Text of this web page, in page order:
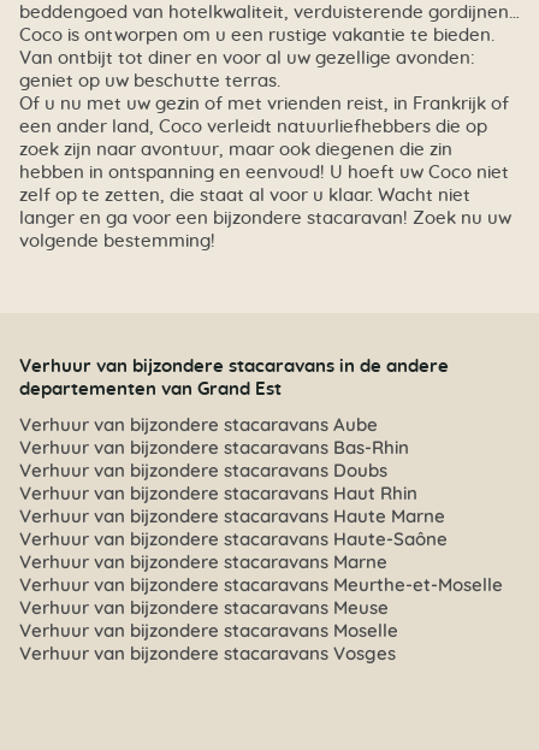
beddengoed van hotelkwaliteit, verduisterende gordijnen…
Coco is ontworpen om u een rustige vakantie te bieden.
Van ontbijt tot diner en voor al uw gezellige avonden:
geniet op uw beschutte terras.
Of u nu met uw gezin of met vrienden reist, in Frankrijk of
een ander land, Coco verleidt natuurliefhebbers die op
zoek zijn naar avontuur, maar ook diegenen die zin
hebben in ontspanning en eenvoud! U hoeft uw Coco niet
zelf op te zetten, die staat al voor u klaar. Wacht niet
langer en ga voor een bijzondere stacaravan! Zoek nu uw
volgende bestemming!
Verhuur van bijzondere stacaravans in de andere
departementen van Grand Est
Verhuur van bijzondere stacaravans Aube
Verhuur van bijzondere stacaravans Bas-Rhin
Verhuur van bijzondere stacaravans Doubs
Verhuur van bijzondere stacaravans Haut Rhin
Verhuur van bijzondere stacaravans Haute Marne
Verhuur van bijzondere stacaravans Haute-Saône
Verhuur van bijzondere stacaravans Marne
Verhuur van bijzondere stacaravans Meurthe-et-Moselle
Verhuur van bijzondere stacaravans Meuse
Verhuur van bijzondere stacaravans Moselle
Verhuur van bijzondere stacaravans Vosges